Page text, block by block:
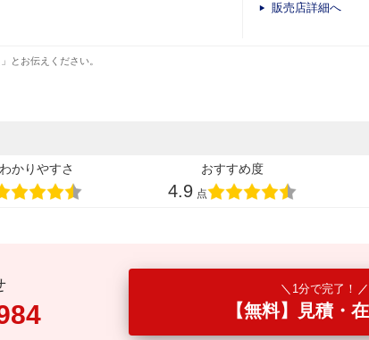
販売店詳細へ
とお伝えください。
かりやすさ おすすめ度
4.9 点
1分で完了！
【無料】見積・